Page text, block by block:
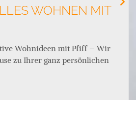
WOHNEN MIT
mit Pfiff – Wir
Ihrer ganz persönlichen